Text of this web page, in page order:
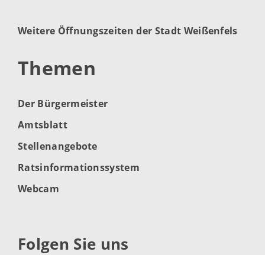
Weitere Öffnungszeiten der Stadt Weißenfels
Themen
Der Bürgermeister
Amtsblatt
Stellenangebote
Ratsinformationssystem
Webcam
Folgen Sie uns